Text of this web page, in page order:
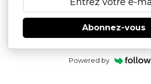
Abonnez-vous
Powered by